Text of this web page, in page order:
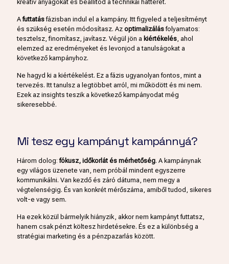
kreatív anyagokat és beállítod a technikai hátteret.
Afuttatásfázisban indul el a kampány. Itt figyeled a teljesítményt
és szükség esetén módosítasz. Az optimalizálásfolyamatos:
tesztelsz, finomítasz, javítasz. Végül jön a kiértékelés, ahol
elemzed az eredményeket és levonjod a tanulságokat a
következő kampányhoz.
Ne hagyd ki a kiértékelést. Ez a fázis ugyanolyan fontos, mint a
tervezés. Itt tanulsz a legtöbbet arról, mi működött és mi nem.
Ezek az insights teszik a következő kampányodat még
sikeresebbé.
Mi tesz egy kampányt kampánnyá?
Három dolog:fókusz, időkorlát és mérhetőség. A kampánynak
egy világos üzenete van, nem próbál mindent egyszerre
kommunikálni. Van kezdő és záró dátuma, nem megy a
végtelenségig. És van konkrét mérőszáma, amiből tudod, sikeres
volt-e vagy sem.
Ha ezek közül bármelyik hiányzik, akkor nem kampányt futtatsz,
hanem csak pénzt költesz hirdetésekre. És ez a különbség a
stratégiai marketing és a pénzpazarlás között.